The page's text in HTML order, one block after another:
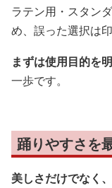
ラテン用・スタン
め、誤った選択は
まずは使用目的を
一歩です。
踊りやすさを
美しさだけでなく